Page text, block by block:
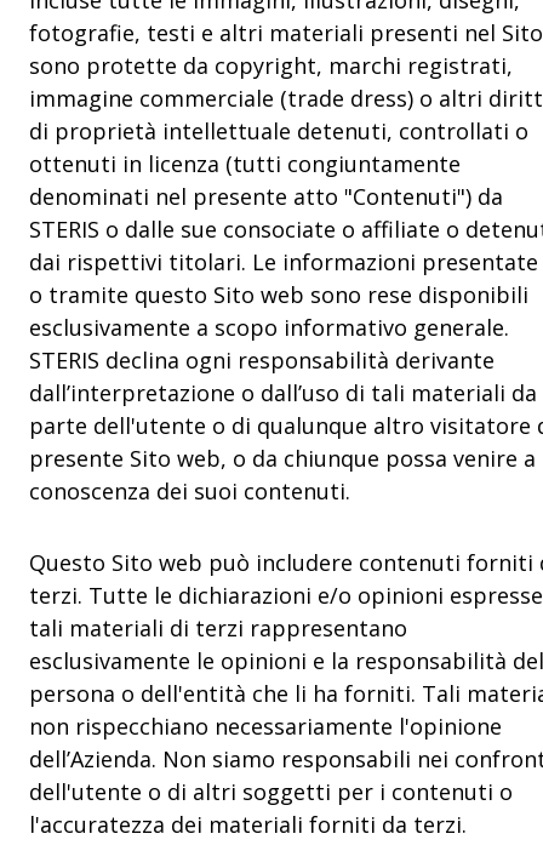
fotografie, testi e altri materiali presenti nel
sono protette da copyright, marchi registrati,
immagine commerciale (trade dress) o altri
di proprietà intellettuale detenuti, controllati o
ottenuti in licenza (tutti congiuntamente
denominati nel presente atto "Contenuti") da
STERIS o dalle sue consociate o affiliate o
dai rispettivi titolari. Le informazioni presentate
o tramite questo Sito web sono rese disponibili
esclusivamente a scopo informativo generale.
STERIS declina ogni responsabilità derivante
dall’interpretazione o dall’uso di tali materiali da
parte dell'utente o di qualunque altro visitatore
presente Sito web, o da chiunque possa venire a
conoscenza dei suoi contenuti.
Questo Sito web può includere contenuti forniti
terzi. Tutte le dichiarazioni e/o opinioni
tali materiali di terzi rappresentano
esclusivamente le opinioni e la responsabilità
persona o dell'entità che li ha forniti. Tali
non rispecchiano necessariamente l'opinione
dell’Azienda. Non siamo responsabili nei
dell'utente o di altri soggetti per i contenuti o
l'accuratezza dei materiali forniti da terzi.